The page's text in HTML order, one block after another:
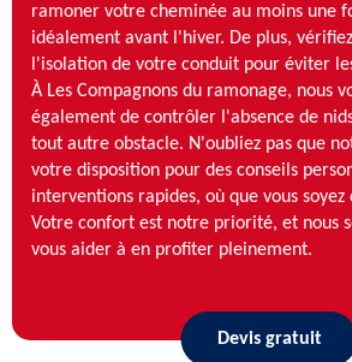
ramoner votre cheminée au moins une
idéalement avant l'hiver. De plus,
l'isolation de votre conduit pour éviter
À Les Compagnons du ramonage, nous
également de contrôler l'absence de
tout autre obstacle. N'oubliez pas que
votre disposition pour des conseils
interventions rapides, où que vous soyez
Votre confort est notre priorité, et nous
vous aider à en profiter pleinement.
Devis gratuit